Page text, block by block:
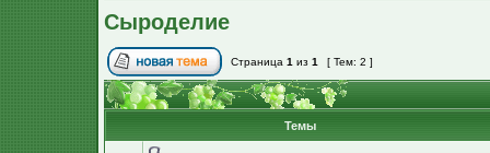
Сыроделие
Страница 1 из 1 [ Тем: 2 ]
Темы